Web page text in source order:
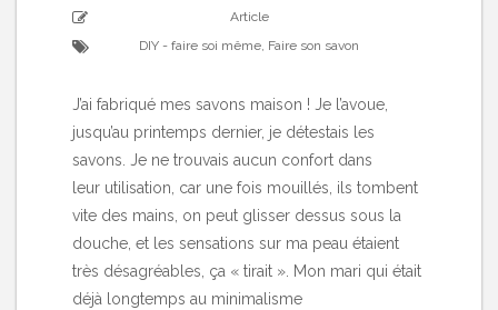
Article
DIY - faire soi même, Faire son savon
J’ai fabriqué mes savons maison ! Je l’avoue,
jusqu’au printemps dernier, je détestais les
savons. Je ne trouvais aucun confort dans
leur utilisation, car une fois mouillés, ils tombent
vite des mains, on peut glisser dessus sous la
douche, et les sensations sur ma peau étaient
très désagréables, ça « tirait ». Mon mari qui était
déjà longtemps au minimalisme